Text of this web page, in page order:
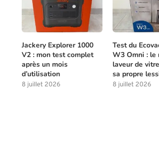
Jackery Explorer 1000
V2 : mon test complet
après un mois
d’utilisation
8 juillet 2026
Test du
W3 Omni : le
laveur de
sa propre
8 juillet 2026